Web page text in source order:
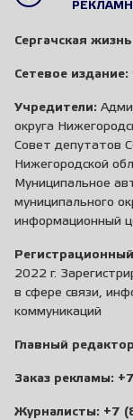
Сергачская жизнь
Сетевое издание:
Учредители:
округа
Совет депутатов
Нижегородской
Муниципальное
муниципального
информационный
2022 г.
в сфере связи,
коммуникаций
Главный
Заказ рекламы:
Журналисты: +7